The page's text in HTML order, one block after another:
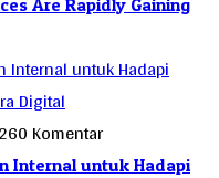
Are Rapidly Gaining
0 Komentar
Internal untuk Hadapi